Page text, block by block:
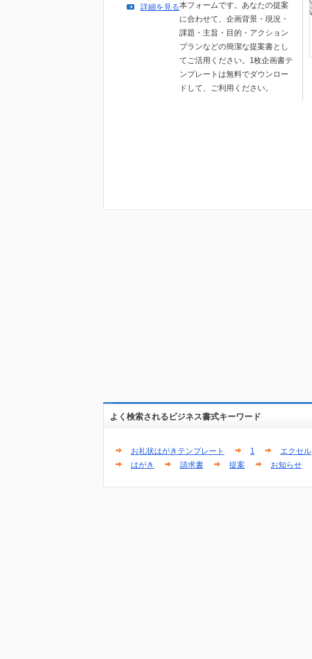
本フォームです。あなたの提案
に合わせて、企画背景・現況・
課題・主旨・目的・アクション
プランなどの簡潔な提案書とし
てご活用ください。1枚企画書テ
ンプレートは無料でダウンロー
ドして、ご利用ください。
詳細を見る
よく検索されるビジネス書式キーワード
お礼状はがきテンプレート 1 エクセル
はがき
請求書 提案 お知らせ